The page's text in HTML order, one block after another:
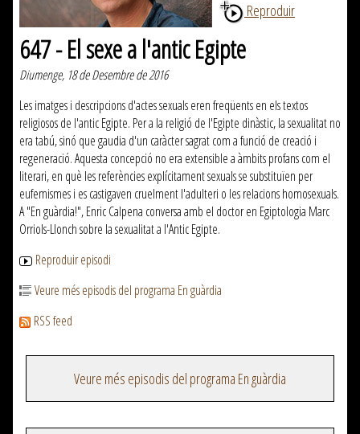
Reproduir
647 - El sexe a l'antic Egipte
Diumenge, 18 de Desembre de 2016
Les imatges i descripcions d'actes sexuals eren freqüents en els textos
religiosos de l'antic Egipte. Per a la religió de l'Egipte dinàstic, la sexualitat no
era tabú, sinó que gaudia d'un caràcter sagrat com a funció de creació i
regeneració. Aquesta concepció no era extensible a àmbits profans com el
literari, en què les referències explícitament sexuals se substituïen per
eufemismes i es castigaven cruelment l'adulteri o les relacions homosexuals.
A "En guàrdia!", Enric Calpena conversa amb el doctor en Egiptologia Marc
Orriols-Llonch sobre la sexualitat a l'Antic Egipte.
Reproduir episodi
Veure més episodis del programa En guàrdia
RSS feed
Veure més episodis del programa En guàrdia